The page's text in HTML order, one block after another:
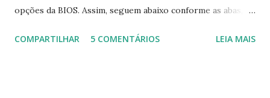
opções da BIOS. Assim, seguem abaixo conforme as abas, a
Na inicialização aperte F2 para acessar a BIOS e então faça
COMPARTILHAR 5 COMENTÁRIOS LEIA MAIS